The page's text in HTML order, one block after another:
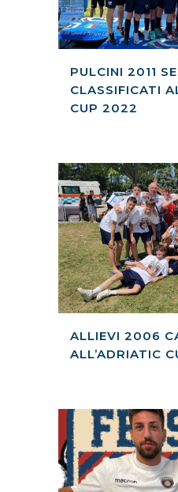
PULCINI 2011
CLASSIFICATI
CUP 2022
ALLIEVI 2006
ALL’ADRIATIC